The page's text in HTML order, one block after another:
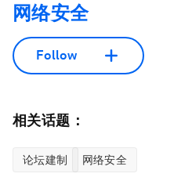
网络安全
Follow
相关话题：
论坛建制 网络安全